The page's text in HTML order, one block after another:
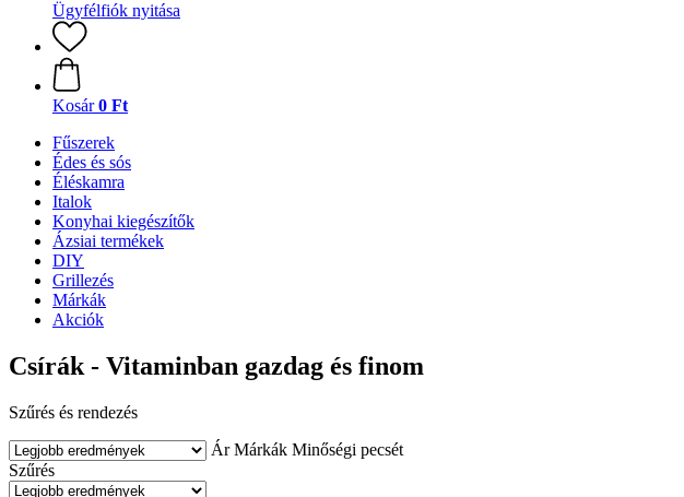
Ügyfélfiók nyitása
Kosár 0 Ft
Fűszerek
Édes és sós
Éléskamra
Italok
Konyhai kiegészítők
Ázsiai termékek
DIY
Grillezés
Márkák
Akciók
Csírák - Vitaminban gazdag és finom
Szűrés és rendezés
Ár Márkák Minőségi pecsét
Szűrés